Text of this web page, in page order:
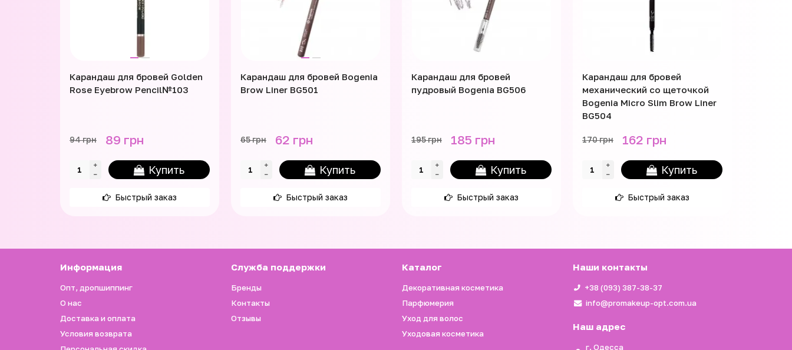
Карандаш для бровей Golden
Rose Eyebrow Pencil№103
94 грн 89 грн
Купить
Быстрый заказ
Карандаш для бровей Bogenia
Brow Liner BG501
65 грн 62 грн
Купить
Быстрый заказ
Карандаш для бровей
пудровый Bogenia BG506
195 грн 185 грн
Купить
Быстрый заказ
Карандаш для бровей
механический со щеточкой
Bogenia Micro Slim Brow Liner
BG504
170 грн 162 грн
Купить
Быстрый заказ
Информация
Опт, дропшиппинг
О нас
Доставка и оплата
Условия возврата
Служба поддержки
Бренды
Контакты
Отзывы
Каталог
Декоративная косметика
Парфюмерия
Уход для волос
Уходовая косметика
Наши контакты
+38 (093) 387-38-37
info@promakeup-opt.com.ua
Наш адрес
г. Одесса